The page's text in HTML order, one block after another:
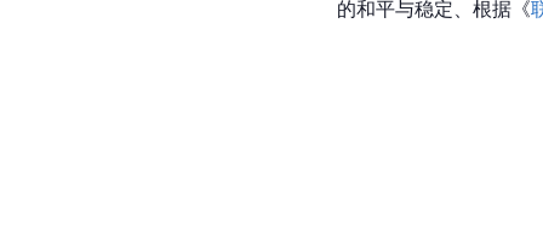
的和平与稳定、根据《